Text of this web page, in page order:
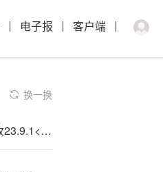
电子报 客户端
换一换
宇通重工前三季度实现营收23.9.1<亿>元